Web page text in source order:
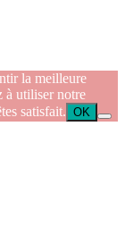
la meilleure
à utiliser notre
satisfait. OK